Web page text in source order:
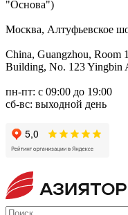
"Основа")
Москва, Алтуфьевское
China, Guangzhou, Room
Building, No. 123 Yingbin
пн-пт: с 09:00 до 19:00
сб-вс: выходной день